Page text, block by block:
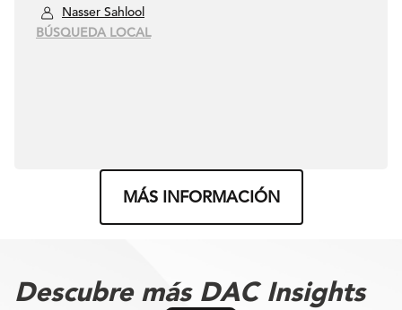
Nasser Sahlool
BÚSQUEDA LOCAL
MÁS INFORMACIÓN
Descubre más DAC Insights